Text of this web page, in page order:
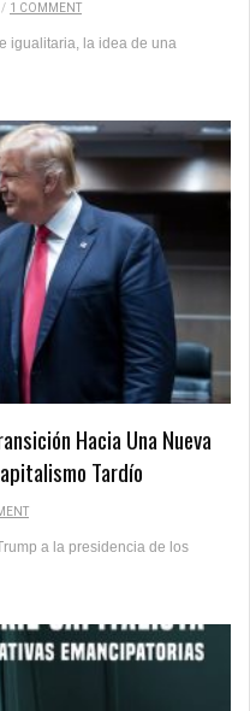
/ 1 COMMENT
igualitaria, la idea de una
Hacia Una Nueva
Tardío
a la presidencia de los